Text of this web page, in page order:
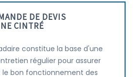
DE DEVIS
CINTRÉ
constitue la base d'une
régulier pour assurer
le bon fonctionnement des